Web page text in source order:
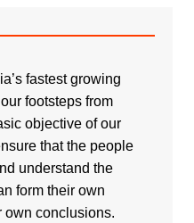
fastest growing
footsteps from
objective of our
that the people
understand the
form their own
own conclusions.